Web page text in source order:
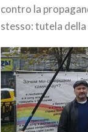
contro la
stesso: tutela